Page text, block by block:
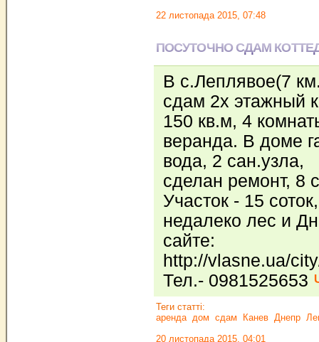
22 листопада 2015, 07:48
ПОСУТОЧНО СДАМ
В с.Леплявое(7
сдам 2х этажный
150 кв.м, 4
веранда. В доме
вода, 2 сан.узла,
сделан ремонт, 8
Участок - 15 соток,
недалеко лес и
сайте:
http://vlasne.ua/
Тел.- 0981525653
Теги статті:
аренда дом сдам Канев Днепр
20 листопада 2015, 04:01